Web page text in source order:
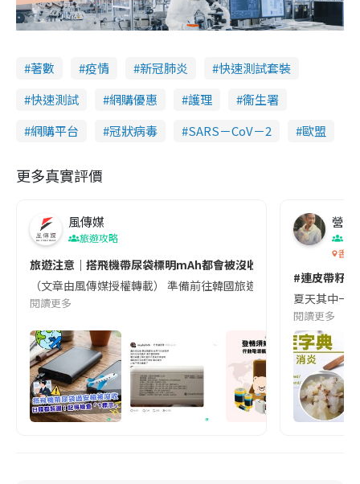
著數 疫情 新冠肺炎
快速測試套裝
快速測試
網購優惠 護理
衞生署
網購平台
冠狀病毒 SARS－CoV－2 歐盟
更多真實評價
風傳媒
旅遊攻略
旅遊注意｜搭飛機帶尿袋標明mAh都會被沒收😱出發前切記檢查
（文章由風傳媒授權轉載） 準備前往韓國旅遊的民眾，近期要
閱讀更多
營養
香港
#連皮帶籽
夏天其中一
閱讀更多